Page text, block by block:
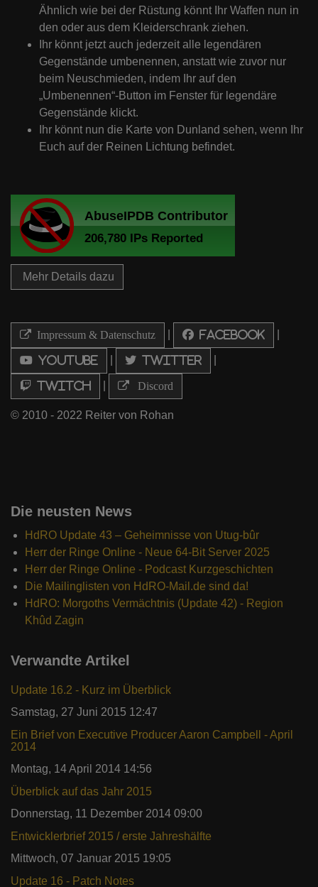
Ähnlich wie bei der Rüstung könnt Ihr Waffen nun in
den oder aus dem Kleiderschrank ziehen.
Ihr könnt jetzt auch jederzeit alle legendären
Gegenstände umbenennen, anstatt wie zuvor nur
beim Neuschmieden, indem Ihr auf den
„Umbenennen“-Button im Fenster für legendäre
Gegenstände klickt.
Ihr könnt nun die Karte von Dunland sehen, wenn Ihr
Euch auf der Reinen Lichtung befindet.
Mehr Details dazu
Impressum & Datenschutz Facebook
Youtube Twitter
Twitch Discord
© 2010 - 2022 Reiter von Rohan
Die neusten News
HdRO Update 43 – Geheimnisse von Utug-bûr
Herr der Ringe Online - Neue 64-Bit Server 2025
Herr der Ringe Online - Podcast Kurzgeschichten
Die Mailinglisten von HdRO-Mail.de sind da!
HdRO: Morgoths Vermächtnis (Update 42) - Region
Khûd Zagin
Verwandte Artikel
Update 16.2 - Kurz im Überblick
Samstag, 27 Juni 2015 12:47
Ein Brief von Executive Producer Aaron Campbell - April
2014
Montag, 14 April 2014 14:56
Überblick auf das Jahr 2015
Donnerstag, 11 Dezember 2014 09:00
Entwicklerbrief 2015 / erste Jahreshälfte
Mittwoch, 07 Januar 2015 19:05
Update 16 - Patch Notes